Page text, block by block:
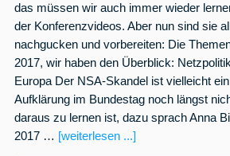
das müssen wir auch immer wieder
der Konferenzvideos. Aber nun sind sie
nachgucken und vorbereiten: Die
2017, wir haben den Überblick:
Europa Der NSA-Skandel ist vielleicht
Aufklärung im Bundestag noch längst
daraus zu lernen ist, dazu sprach Anna
2017 … [weiterlesen ...]